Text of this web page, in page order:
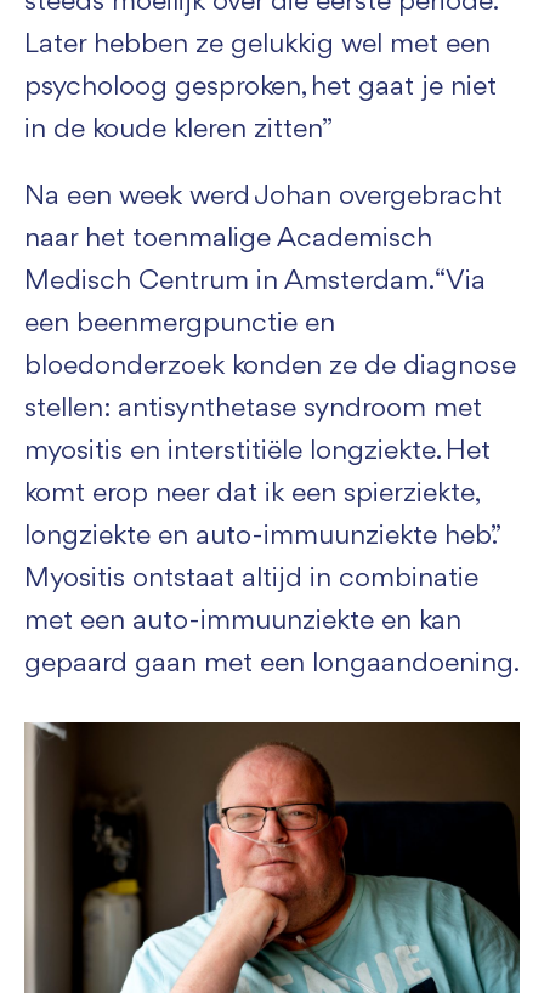
Later hebben ze gelukkig wel met een
psycholoog gesproken, het gaat je niet
in de koude kleren zitten”
Na een week werd Johan overgebracht
naar het toenmalige Academisch
Medisch Centrum in Amsterdam. “Via
een beenmergpunctie en
bloedonderzoek konden ze de diagnose
stellen: antisynthetase syndroom met
myositis en interstitiële longziekte. Het
komt erop neer dat ik een spierziekte,
longziekte en auto-immuunziekte heb.”
Myositis ontstaat altijd in combinatie
met een auto-immuunziekte en kan
gepaard gaan met een longaandoening.